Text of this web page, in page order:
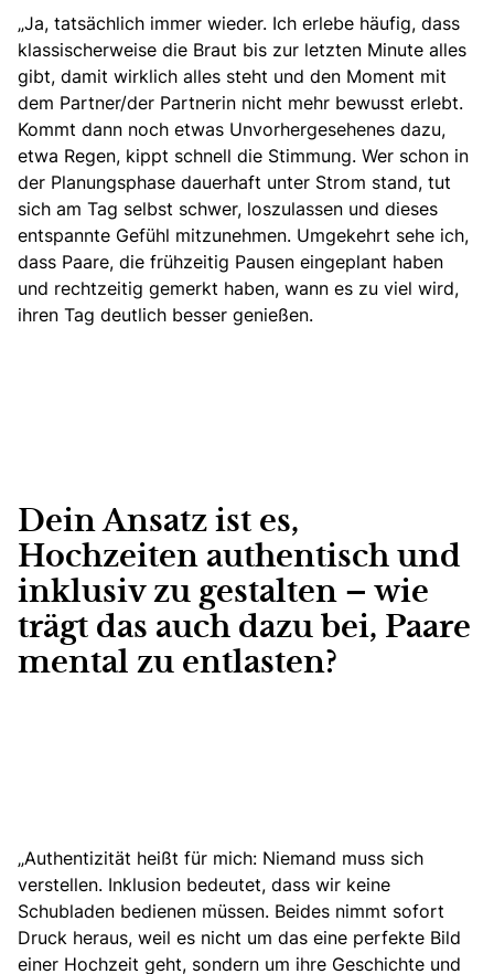
„Ja, tatsächlich immer wieder. Ich erlebe häufig, dass
klassischerweise die Braut bis zur letzten Minute alles
gibt, damit wirklich alles steht und den Moment mit
dem Partner/der Partnerin nicht mehr bewusst erlebt.
Kommt dann noch etwas Unvorhergesehenes dazu,
etwa Regen, kippt schnell die Stimmung. Wer schon in
der Planungsphase dauerhaft unter Strom stand, tut
sich am Tag selbst schwer, loszulassen und dieses
entspannte Gefühl mitzunehmen. Umgekehrt sehe ich,
dass Paare, die frühzeitig Pausen eingeplant haben
und rechtzeitig gemerkt haben, wann es zu viel wird,
ihren Tag deutlich besser genießen.
Dein Ansatz ist es,
Hochzeiten authentisch und
inklusiv zu gestalten – wie
trägt das auch dazu bei, Paare
mental zu entlasten?
„Authentizität heißt für mich: Niemand muss sich
verstellen. Inklusion bedeutet, dass wir keine
Schubladen bedienen müssen. Beides nimmt sofort
Druck heraus, weil es nicht um das eine perfekte Bild
einer Hochzeit geht, sondern um ihre Geschichte und